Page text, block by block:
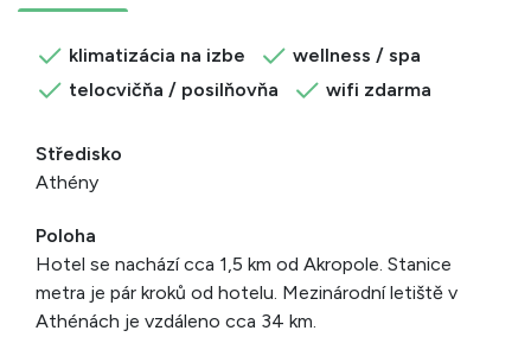
klimatizácia na izbe
wellness / spa
telocvičňa / posilňovňa
wifi zdarma
Středisko
Athény
Poloha
Hotel se nachází cca 1,5 km od Akropole. Stanice
metra je pár kroků od hotelu. Mezinárodní letiště v
Athénách je vzdáleno cca 34 km.